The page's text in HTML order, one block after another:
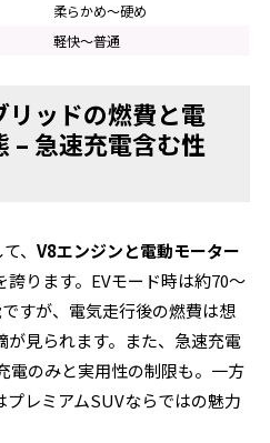
柔らかめ～硬め
軽快～普通
リッドの燃費と電
– 急速充電含む性
、V8エンジンと電動モーター
誇ります。EVモード時は約70～
すが、電気走行後の燃費は想
見られます。また、急速充電
電のみと実用性の制限も。一方
レミアムSUVならではの魅力